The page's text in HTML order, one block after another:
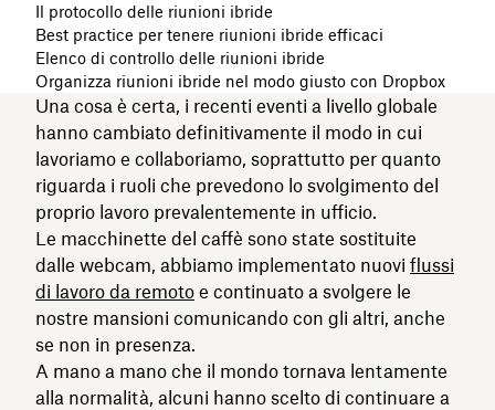
Il protocollo delle riunioni ibride
Best practice per tenere riunioni ibride efficaci
Elenco di controllo delle riunioni ibride
Organizza riunioni ibride nel modo giusto con Dropbox
Una cosa è certa, i recenti eventi a livello globale
hanno cambiato definitivamente il modo in cui
lavoriamo e collaboriamo, soprattutto per quanto
riguarda i ruoli che prevedono lo svolgimento del
proprio lavoro prevalentemente in ufficio.
Le macchinette del caffè sono state sostituite
dalle webcam, abbiamo implementato nuovi flussi
di lavoro da remoto e continuato a svolgere le
nostre mansioni comunicando con gli altri, anche
se non in presenza.
A mano a mano che il mondo tornava lentamente
alla normalità, alcuni hanno scelto di continuare a